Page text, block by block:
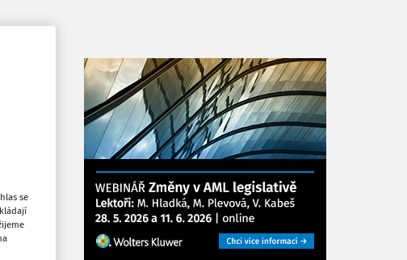
se